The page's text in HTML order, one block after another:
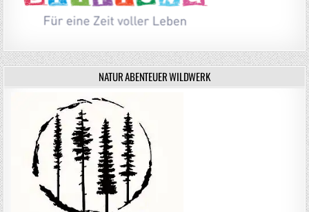
NATUR ABENTEUER WILDWERK